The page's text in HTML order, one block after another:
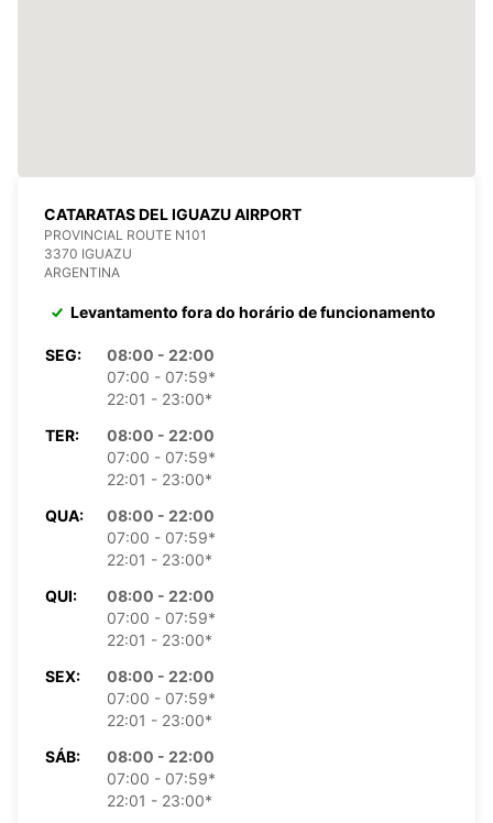
CATARATAS DEL IGUAZU AIRPORT
PROVINCIAL ROUTE N101
3370 IGUAZU
ARGENTINA
Levantamento fora do horário de funcionamento
SEG:
08:00 - 22:00
07:00 - 07:59*
22:01 - 23:00*
TER:
08:00 - 22:00
07:00 - 07:59*
22:01 - 23:00*
QUA:
08:00 - 22:00
07:00 - 07:59*
22:01 - 23:00*
QUI:
08:00 - 22:00
07:00 - 07:59*
22:01 - 23:00*
SEX:
08:00 - 22:00
07:00 - 07:59*
22:01 - 23:00*
SÁB:
08:00 - 22:00
07:00 - 07:59*
22:01 - 23:00*